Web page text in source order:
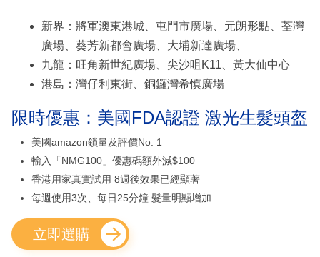
新界：將軍澳東港城、屯門市廣場、元朗形點、荃灣
廣場、葵芳新都會廣場、大埔新達廣場、
九龍：旺角新世紀廣場、尖沙咀K11、黃大仙中心
港島：灣仔利東街、銅鑼灣希慎廣場
限時優惠：美國FDA認證 激光生髮頭盔
美國amazon鎖量及評價No. 1
輸入「NMG100」優惠碼額外減$100
香港用家真實試用 8週後效果已經顯著
每週使用3次、每日25分鐘 髮量明顯增加
立即選購